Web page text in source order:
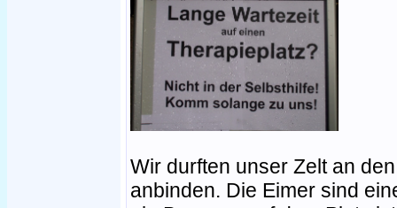
Wir durften unser Zelt an
anbinden. Die Eimer sind